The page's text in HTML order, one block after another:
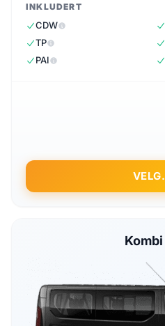
INKLUDERT
CDW
TP
PAI
VELG.
Kombi